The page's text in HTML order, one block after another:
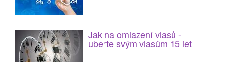
Jak na omlazení vlasů -
uberte svým vlasům 15 let